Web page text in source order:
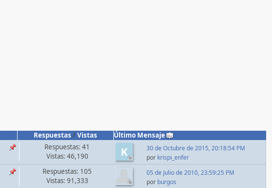
Respuestas /Vistas Último Mensaje
K
Respuestas: 41
Vistas: 46,190
30 de Octubre de 2015, 20:18:54 PM
por krispi_enfer
Respuestas: 105
Vistas: 91,333
05 de Julio de 2010, 23:59:25 PM
por burgos